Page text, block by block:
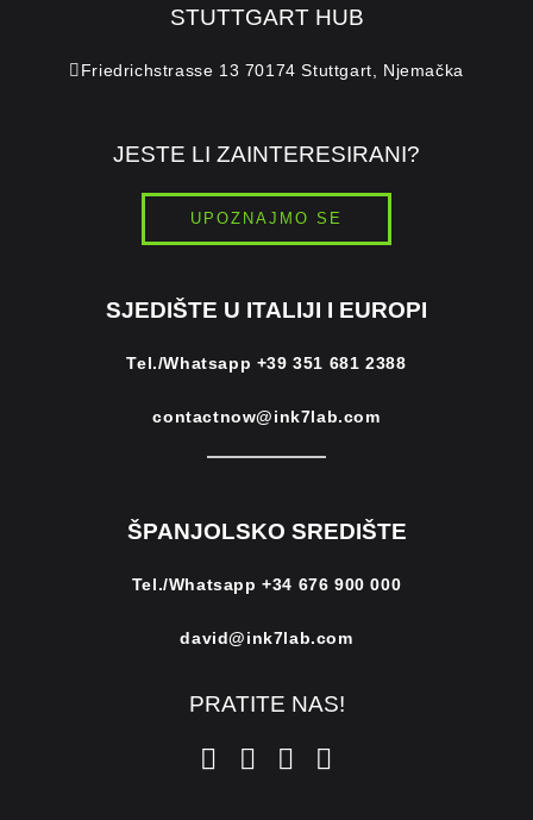
STUTTGART HUB
Friedrichstrasse 13 70174 Stuttgart, Njemačka
JESTE LI ZAINTERESIRANI?
UPOZNAJMO SE
SJEDIŠTE U ITALIJI I EUROPI
Tel./Whatsapp +39 351 681 2388
contactnow@ink7lab.com
ŠPANJOLSKO SREDIŠTE
Tel./Whatsapp+34 676 900 000
david@ink7lab.com
PRATITE NAS!